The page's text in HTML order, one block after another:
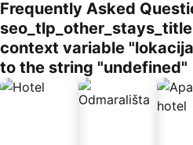
Frequently Asked
context variable
to the string "undefined"